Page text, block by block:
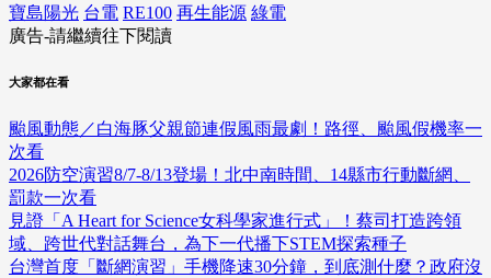
寶島陽光 台電 RE100 再生能源 綠電
廣告-請繼續往下閱讀
大家都在看
颱風動態／白海豚父親節連假風雨最劇！路徑、颱風假機率一
次看
2026防空演習8/7-8/13登場！北中南時間、14縣市行動斷網、
罰款一次看
見證「A Heart for Science女科學家進行式」！蔡司打造跨領
域、跨世代對話舞台，為下一代播下STEM探索種子
台灣首度「斷網演習」手機降速30分鐘，到底測什麼？政府沒